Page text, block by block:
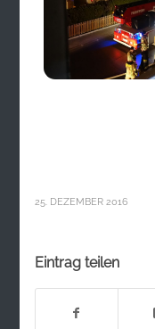
25. DEZEMBER 2016
Eintrag teilen